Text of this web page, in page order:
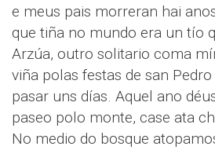
e meus pais morreran hai
que tiña no mundo era un tío
Arzúa, outro solitario coma
viña polas festas de san
pasar uns días. Aquel ano
paseo polo monte, case ata
No medio do bosque